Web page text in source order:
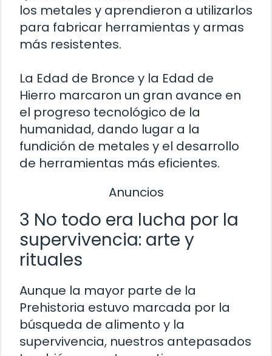
los metales y aprendieron a utilizarlos
para fabricar herramientas y armas
más resistentes.
La Edad de Bronce y la Edad de
Hierro marcaron un gran avance en
el progreso tecnológico de la
humanidad, dando lugar a la
fundición de metales y el desarrollo
de herramientas más eficientes.
Anuncios
3 No todo era lucha por la
supervivencia: arte y
rituales
Aunque la mayor parte de la
Prehistoria estuvo marcada por la
búsqueda de alimento y la
supervivencia, nuestros antepasados